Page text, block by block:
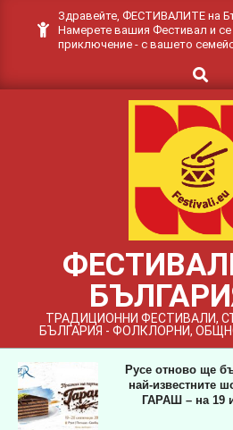
Здравейте, ФЕСТИВАЛИТЕ на
Намерете вашия Фестивал и се
приключение - с вашето
Search
ТРАДИЦИОННИ ФЕСТИВАЛИ,
БЪЛГАРИЯ - ФОЛКЛОРНИ,
Русе отново ще
най-известните
ГАРАШ – на 19